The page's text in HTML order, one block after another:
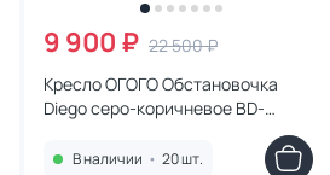
9 900 ₽ 22 500 ₽
Кресло ОГОГО Обстановочка
Diego серо-коричневое BD-
В наличии • 20 шт.